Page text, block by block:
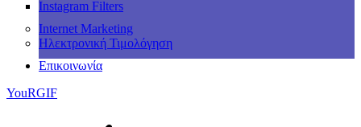
Instagram Filters
Internet Marketing
Ηλεκτρονική Τιμολόγηση
Επικοινωνία
YouRGIF